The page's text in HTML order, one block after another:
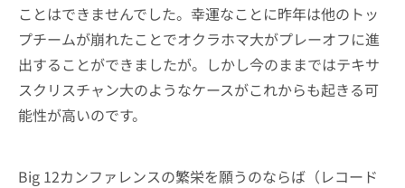
ことはできませんでした。幸運なことに昨年は他のトッ
プチームが崩れたことでオクラホマ大がプレーオフに進
出することができましたが。しかし今のままではテキサ
スクリスチャン大のようなケースがこれからも起きる可
能性が高いのです。
Big 12カンファレンスの繁栄を願うのならば（レコード